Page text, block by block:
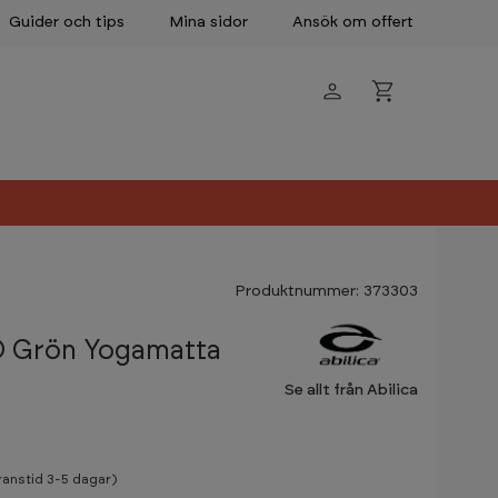
Guider och tips Mina sidor Ansök om offert
Produktnummer: 373303
Grön Yogamatta
Se allt från Abilica
3-5 dagar)